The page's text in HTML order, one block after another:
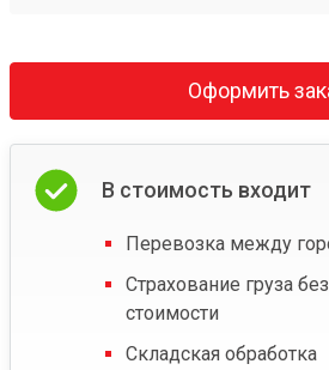
Оформить
В стоимость входит
Перевозка между
Страхование груза
стоимости
Складская обработка